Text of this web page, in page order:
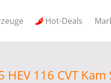
Hot-Deals
116 CVT